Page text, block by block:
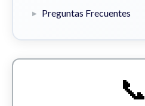
Preguntas Frecuentes
📞